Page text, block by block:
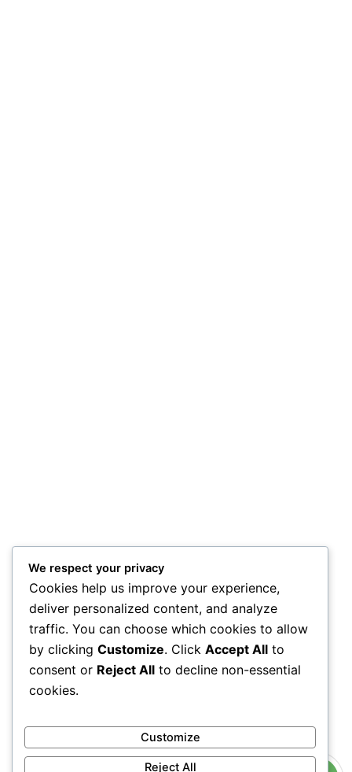
We respect your privacy
Cookies help us improve your experience,
deliver personalized content, and analyze
traffic. You can choose which cookies to allow
by clicking Customize. Click Accept All to
consent or Reject All to decline non-essential
cookies.
Customize
Reject All